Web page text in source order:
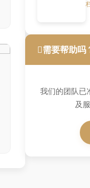
需要帮助吗
我们的团队已
及